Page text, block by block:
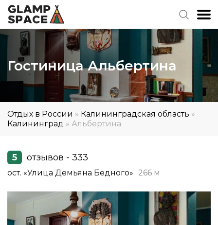
Гостиница Альбертина
Отдых в России » Калининградская область »
Калининград » Альбертина
5 отзывов - 333
ост. «Улица Демьяна Бедного» 266 м